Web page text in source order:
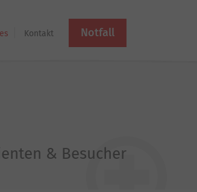
Kontakt Notfall
& Besucher